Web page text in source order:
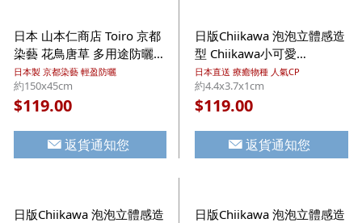
日本 山本仁商店 Toiro 京都
染藝 花鳥唐草 多用途防曬披
肩 米色 日本製 UV加工 純棉
紗巾圍巾【市集世界 - 日本
市集】
日本製 京都染藝 輕盈防曬
約150x45cm
$119.00
返貨通知您
日版Chiikawa 泡泡立體感造
型 Chiikawa小可愛
Hachiware小八貓 紅 藍色
對裝鎖匙扣掛飾 星形扣環
(700)【市集世界 - 日本市
日本直送 療癒物種 人氣CP
約4.4x3.7x1cm
$119.00
返貨通知您
日版Chiikawa 泡泡立體感造
日版Chiikawa 泡泡立體感造